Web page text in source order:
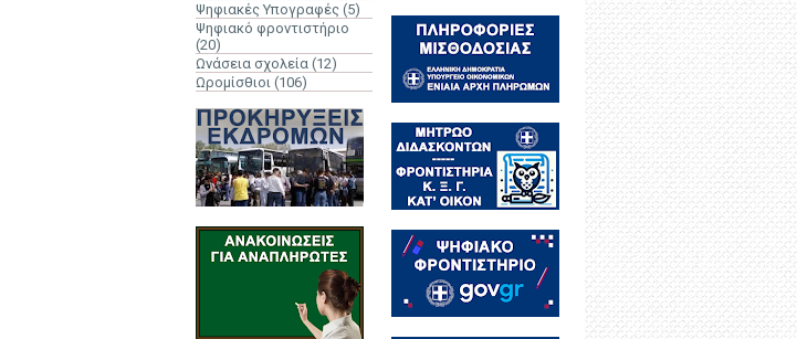
Ψηφιακές Υπογραφές (5)
Ψηφιακό φροντιστήριο
(20)
Ωνάσεια σχολεία (12)
Ωρομίσθιοι (106)